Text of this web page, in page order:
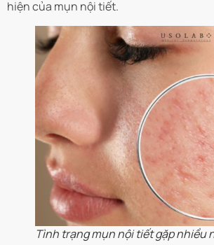
hiện của mụn nội tiết.
Tình trạng mụn nội tiết gặp nhiều